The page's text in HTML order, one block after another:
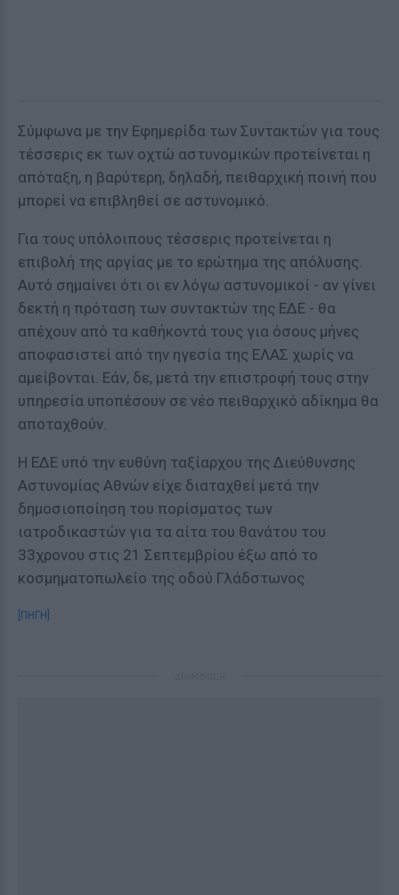
Σύμφωνα με την Εφημερίδα των Συντακτών για τους
τέσσερις εκ των οχτώ αστυνομικών προτείνεται η
απόταξη, η βαρύτερη, δηλαδή, πειθαρχική ποινή που
μπορεί να επιβληθεί σε αστυνομικό.
Για τους υπόλοιπους τέσσερις προτείνεται η
επιβολή της αργίας με το ερώτημα της απόλυσης.
Αυτό σημαίνει ότι οι εν λόγω αστυνομικοί - αν γίνει
δεκτή η πρόταση των συντακτών της ΕΔΕ - θα
απέχουν από τα καθήκοντά τους για όσους μήνες
αποφασιστεί από την ηγεσία της ΕΛΑΣ χωρίς να
αμείβονται. Εάν, δε, μετά την επιστροφή τους στην
υπηρεσία υποπέσουν σε νέο πειθαρχικό αδίκημα θα
αποταχθούν.
Η ΕΔΕ υπό την ευθύνη ταξίαρχου της Διεύθυνσης
Αστυνομίας Αθνών είχε διαταχθεί μετά την
δημοσιοποίηση του πορίσματος των
ιατροδικαστών για τα αίτα του θανάτου του
33χρονου στις 21 Σεπτεμβρίου έξω από το
κοσμηματοπωλείο της οδού Γλάδστωνος
[ΠΗΓΗ]